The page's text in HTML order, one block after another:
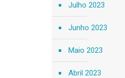
Julho 2023
Junho 2023
Maio 2023
Abril 2023